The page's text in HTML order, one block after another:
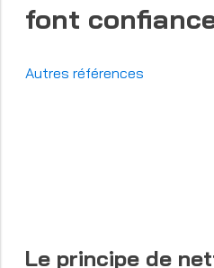
font
Autres références
Le principe de